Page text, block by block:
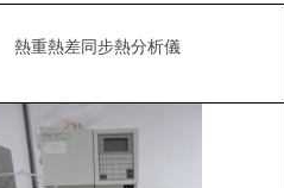
熱重熱差同步熱分析儀